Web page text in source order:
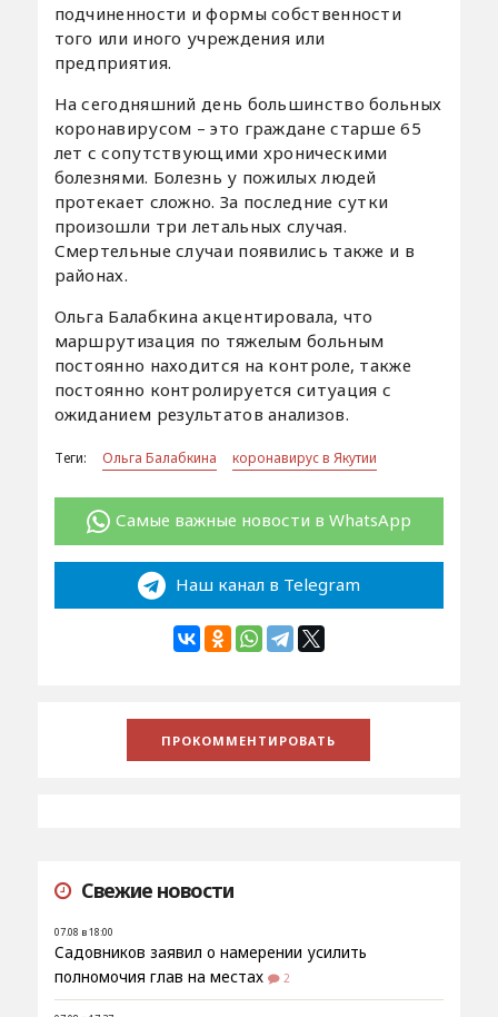
подчиненности и формы собственности
того или иного учреждения или
предприятия.
На сегодняшний день большинство больных
коронавирусом – это граждане старше 65
лет с сопутствующими хроническими
болезнями. Болезнь у пожилых людей
протекает сложно. За последние сутки
произошли три летальных случая.
Смертельные случаи появились также и в
районах.
Ольга Балабкина акцентировала, что
маршрутизация по тяжелым больным
постоянно находится на контроле, также
постоянно контролируется ситуация с
ожиданием результатов анализов.
Теги: Ольга Балабкина коронавирус в Якутии
Самые важные новости в WhatsApp
Наш канал в Telegram
Свежие новости
07.08 в 18:00
Садовников заявил о намерении усилить
полномочия глав на местах
2